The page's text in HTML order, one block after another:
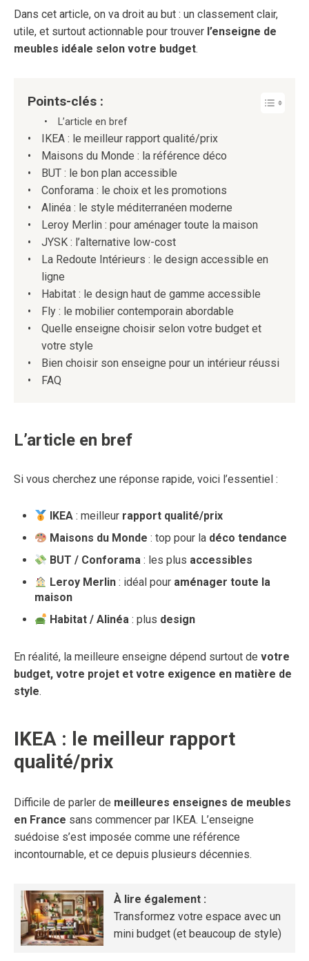
Dans cet article, on va droit au but : un classement clair,
utile, et surtout actionnable pour trouver l’enseigne de
meubles idéale selon votre budget.
Points-clés :
L’article en bref
IKEA : le meilleur rapport qualité/prix
Maisons du Monde : la référence déco
BUT : le bon plan accessible
Conforama : le choix et les promotions
Alinéa : le style méditerranéen moderne
Leroy Merlin : pour aménager toute la maison
JYSK : l’alternative low-cost
La Redoute Intérieurs : le design accessible en
ligne
Habitat : le design haut de gamme accessible
Fly : le mobilier contemporain abordable
Quelle enseigne choisir selon votre budget et
votre style
Bien choisir son enseigne pour un intérieur réussi
FAQ
L’article en bref
Si vous cherchez une réponse rapide, voici l’essentiel :
IKEA : meilleur rapport qualité/prix
Maisons du Monde : top pour la déco tendance
BUT / Conforama : les plus accessibles
Leroy Merlin : idéal pour aménager toute la
maison
Habitat / Alinéa : plus design
En réalité, la meilleure enseigne dépend surtout de votre
budget, votre projet et votre exigence en matière de
style.
IKEA : le meilleur rapport
qualité/prix
Difficile de parler de meilleures enseignes de meubles
en France sans commencer par IKEA. L’enseigne
suédoise s’est imposée comme une référence
incontournable, et ce depuis plusieurs décennies.
À lire également :
Transformez votre espace avec un
mini budget (et beaucoup de style)